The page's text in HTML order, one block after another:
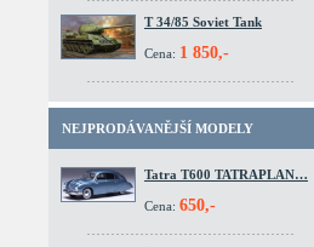
T 34/85 Soviet Tank
Cena: 1 850,-
NEJPRODÁVANĚJŠÍ MODELY
Tatra T600 TATRAPLAN…
Cena: 650,-